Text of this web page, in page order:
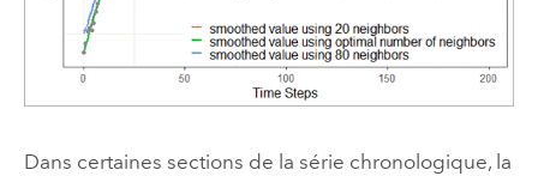
Dans certaines sections de la série chronologique, la